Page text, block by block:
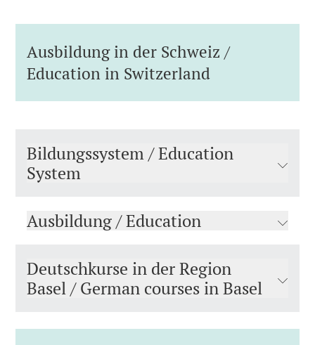
Ausbildung in der Schweiz /
Education in Switzerland
Bildungssystem / Education
System
Ausbildung / Education
Deutschkurse in der Region
Basel / German courses in Basel